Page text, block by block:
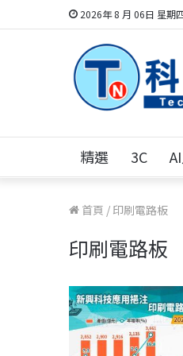
2026年 8 月 06日 星期
精選 3C
首頁 / 印刷電路板
印刷電路板